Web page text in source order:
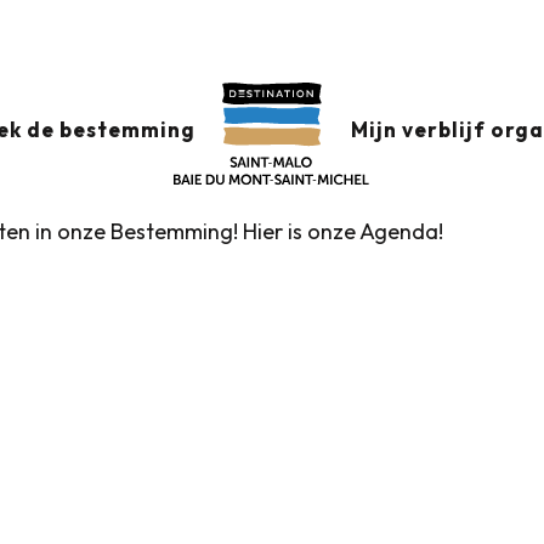
de bestemming Mijn verblijf
favoris
in onze Bestemming! Hier is onze Agenda!